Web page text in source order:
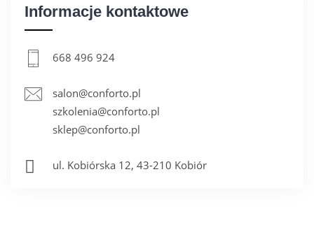
Informacje kontaktowe
668 496 924
salon@conforto.pl
szkolenia@conforto.pl
sklep@conforto.pl
ul. Kobiórska 12, 43-210 Kobiór